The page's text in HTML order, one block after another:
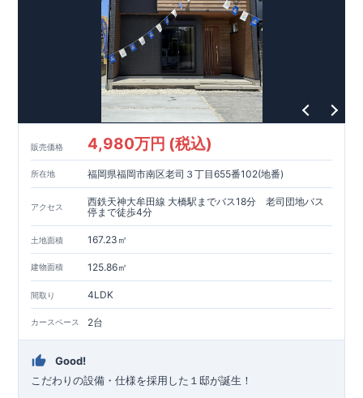
販売価格 4,980万円 (税込)
所在地 福岡県福岡市南区老司３丁目655番102(地番)
アクセス
西鉄天神大牟田線 大橋駅までバス18分 老司団地バス
停まで徒歩4分
土地面積 167.23㎡
建物面積 125.86㎡
間取り 4LDK
カースペース 2台
Good!
こだわりの設備・仕様を採用した１邸が誕生！